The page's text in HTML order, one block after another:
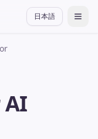
日本語 切换
AI